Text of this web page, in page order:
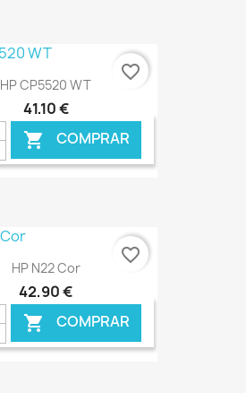
€ ONLINE
HP CP5520 WT
41,10 €
 COMPRAR
€ ONLINE
favorite_border
HP N22 Cor
42,90 €
 COMPRAR
favorite_border